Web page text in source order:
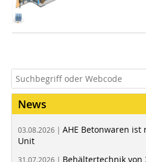
News
03.08.2026 | AHE Betonwaren
Unit
31.07.2026 | Behältertechnik von